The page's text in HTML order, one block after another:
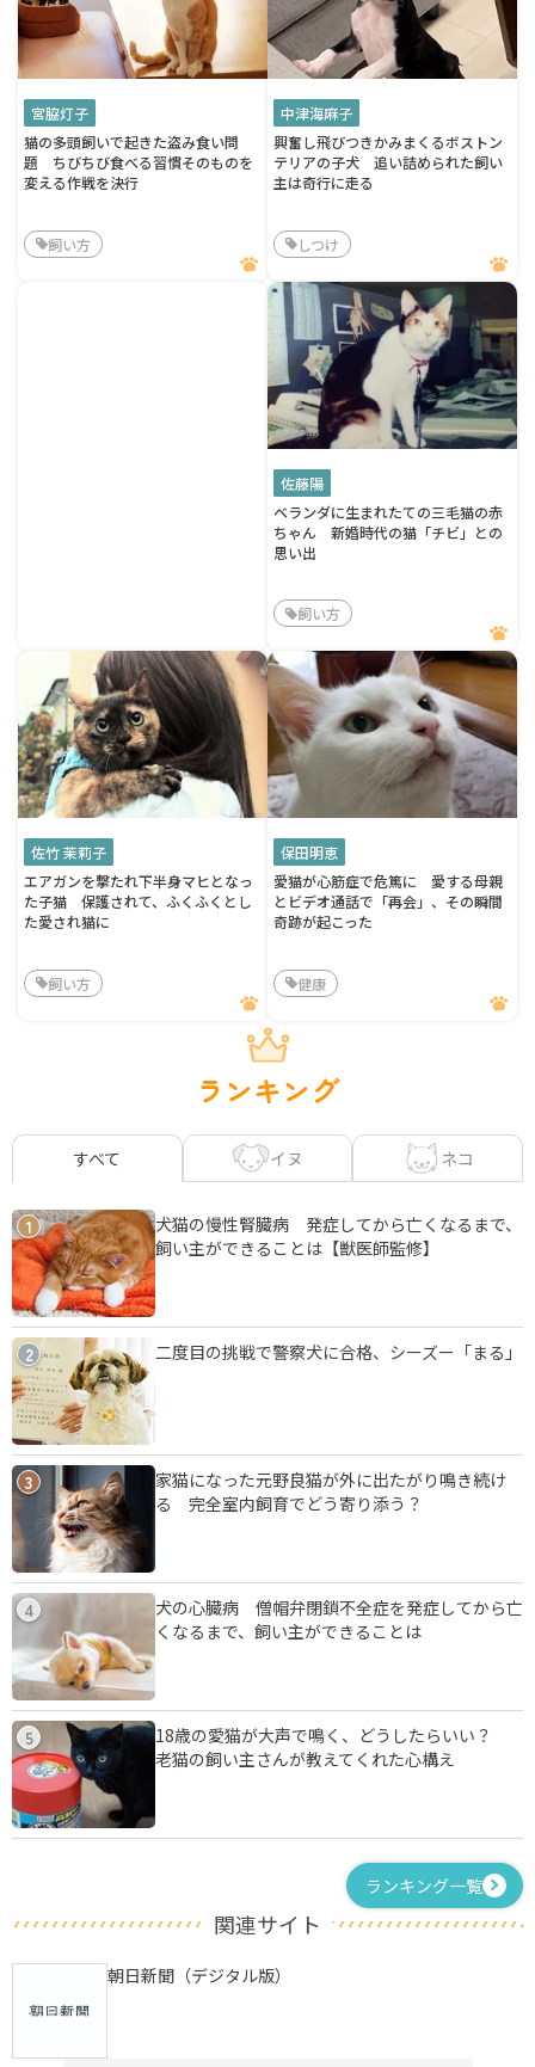
宮脇灯子
猫の多頭飼いで起きた盗み食い問
題 ちびちび食べる習慣そのものを
変える作戦を決行
飼い方
中津海麻子
興奮し飛びつきかみまくるボストン
テリアの子犬 追い詰められた飼い
主は奇行に走る
しつけ
佐藤陽
ベランダに生まれたての三毛猫の赤
ちゃん 新婚時代の猫「チビ」との
思い出
飼い方
佐竹 茉莉子
エアガンを撃たれ下半身マヒとなっ
た子猫 保護されて、ふくふくとし
た愛され猫に
飼い方
保田明恵
愛猫が心筋症で危篤に 愛する母親
とビデオ通話で「再会」、その瞬間
奇跡が起こった
健康
ランキング
すべて イヌ ネコ
1
犬猫の慢性腎臓病 発症してから亡くなるまで、
飼い主ができることは【獣医師監修】
2 二度目の挑戦で警察犬に合格、シーズー「まる」
3
家猫になった元野良猫が外に出たがり鳴き続け
る 完全室内飼育でどう寄り添う？
4
犬の心臓病 僧帽弁閉鎖不全症を発症してから亡
くなるまで、飼い主ができることは
5
18歳の愛猫が大声で鳴く、どうしたらいい？
老猫の飼い主さんが教えてくれた心構え
ランキング一覧
関連サイト
朝日新聞（デジタル版）